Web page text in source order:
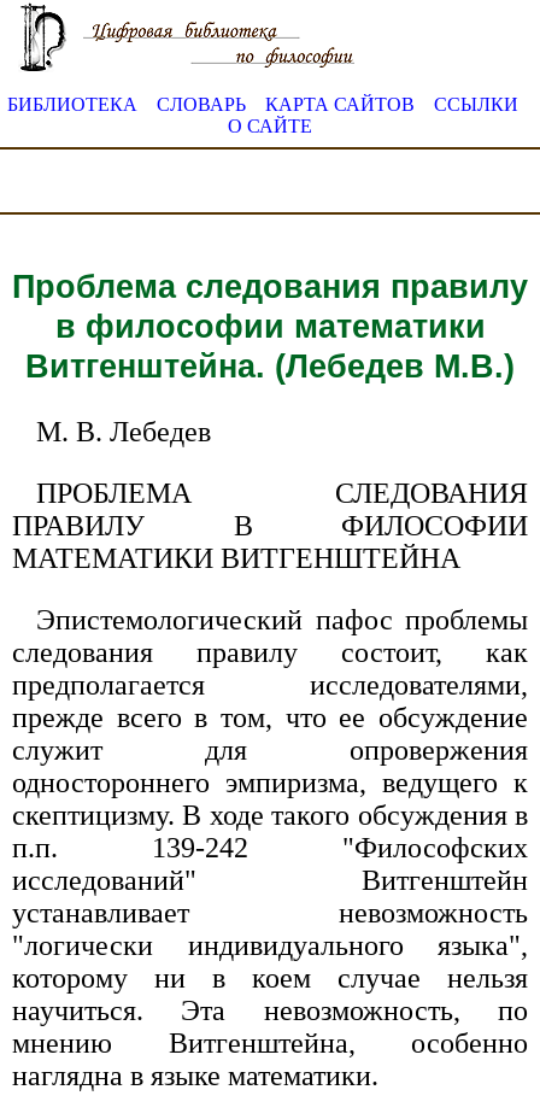
БИБЛИОТЕКА СЛОВАРЬ КАРТА САЙТОВ
ССЫЛКИ
О САЙТЕ
Проблема следования правилу
в философии математики
Витгенштейна. (Лебедев М.В.)
М. В. Лебедев
ПРОБЛЕМА СЛЕДОВАНИЯ
ПРАВИЛУ В ФИЛОСОФИИ
МАТЕМАТИКИ ВИТГЕНШТЕЙНА
Эпистемологический пафос проблемы
следования правилу состоит, как
предполагается исследователями,
прежде всего в том, что ее обсуждение
служит для опровержения
одностороннего эмпиризма, ведущего к
скептицизму. В ходе такого обсуждения в
п.п. 139-242 "Философских
исследований" Витгенштейн
устанавливает невозможность
"логически индивидуального языка",
которому ни в коем случае нельзя
научиться. Эта невозможность, по
мнению Витгенштейна, особенно
наглядна в языке математики.